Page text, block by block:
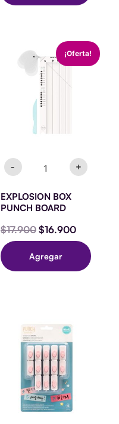
¡Oferta!
-
EXPLOSION
BOX
PUNCH
BOARD
cantidad
+
EXPLOSION BOX
PUNCH BOARD
$17.900
precio
original
era:
$17.900.
$16.900
precio
Agregar
PUNCH
BOARD
-
PLANNER
ICON
PUNCHES
(13
PZS)
cantidad